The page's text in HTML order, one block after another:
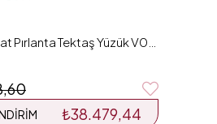
₺38.479,44